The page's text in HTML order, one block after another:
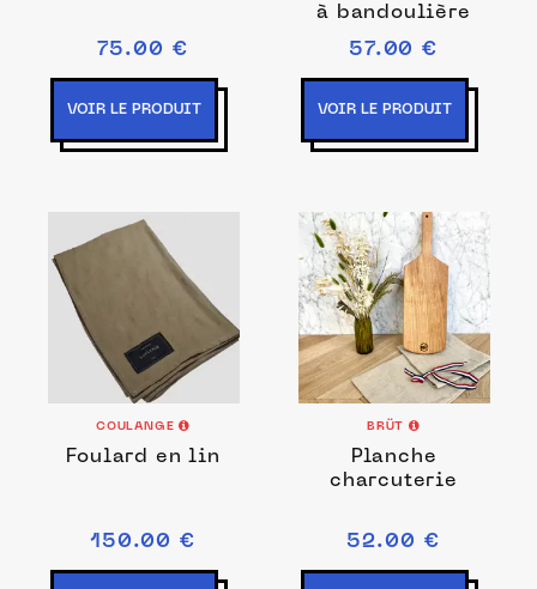
75.00 €
VOIR LE PRODUIT
à bandoulière
57.00 €
VOIR LE PRODUIT
COULANGE
Foulard en lin
150.00 €
BRÜT
Planche
charcuterie
52.00 €